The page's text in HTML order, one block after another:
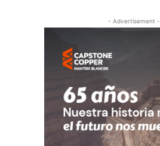
- Advertisement -